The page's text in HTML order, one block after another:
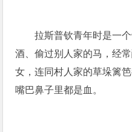
拉斯普钦青年时是一
酒、偷过别人家的马，经
女，连同村人家的草垛篱
嘴巴鼻子里都是血。